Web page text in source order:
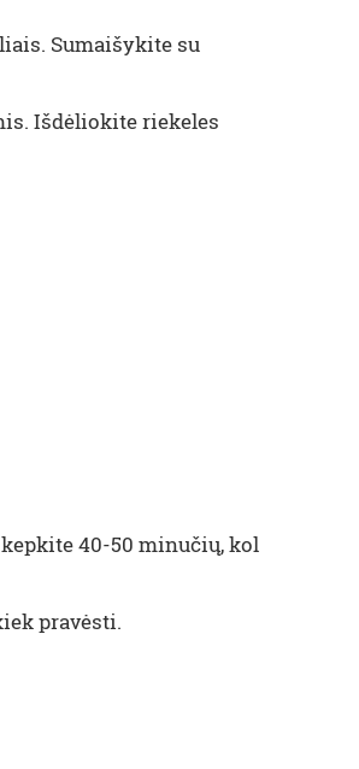
Sumaišykite su
Išdėliokite riekeles
40-50 minučių, kol
pravėsti.